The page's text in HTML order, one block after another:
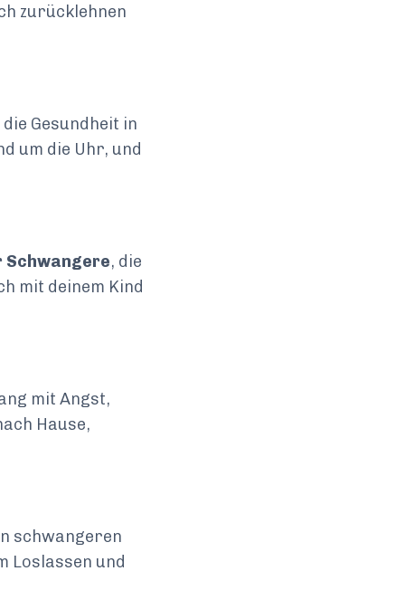
zurücklehnen
die Gesundheit in
um die Uhr, und
Schwangere, die
mit deinem Kind
mit Angst,
Hause,
schwangeren
Loslassen und